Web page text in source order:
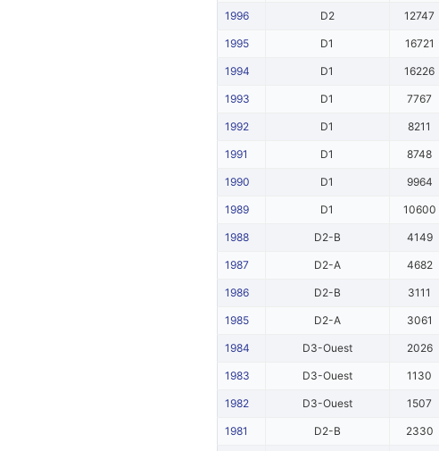
1996 D2 12747
1995 D1 16721
1994 D1 16226
1993 D1 7767
1992 D1 8211
1991 D1 8748
1990 D1 9964
1989 D1 10600
1988 D2-B 4149
1987 D2-A 4682
1986 D2-B 3111
1985 D2-A 3061
1984 D3-Ouest 2026
1983 D3-Ouest 1130
1982 D3-Ouest 1507
1981 D2-B 2330